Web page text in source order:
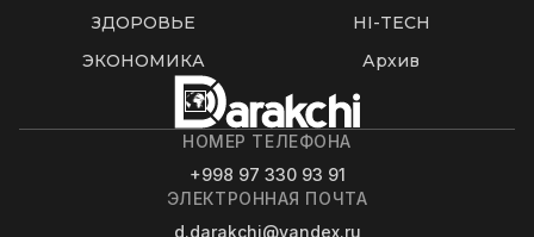
ЗДОРОВЬЕ
HI-TECH
ЭКОНОМИКА
Архив
НОМЕР ТЕЛЕФОНА
+998 97 330 93 91
ЭЛЕКТРОННАЯ ПОЧТА
d.darakchi@yandex.ru